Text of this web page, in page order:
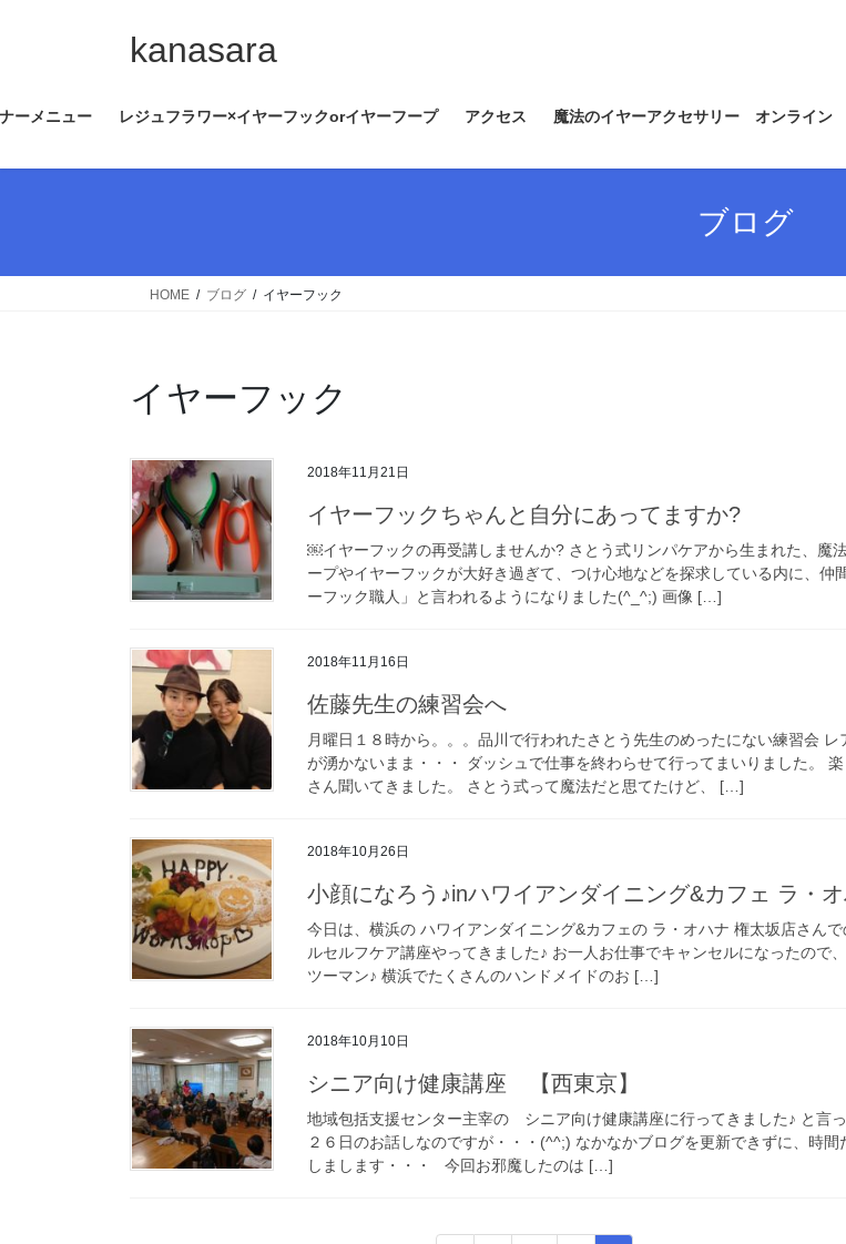
ツ
ス
シ
ン
kanasara
ーメニュー レジュフラワー×イヤーフックorイヤーフープ アクセス 魔法のイヤーアクセサリー オンライ
ブログ
HOME ブログ イヤーフック
イヤーフック
2018年11月21日
イヤーフックちゃんと自分にあってますか?
￼イヤーフックの再受講しませんか? さとう式リンパケアから生まれた、魔
ープやイヤーフックが大好き過ぎて、つけ心地などを探求している内に、仲
ーフック職人」と言われるようになりました(^_^;) 画像 […]
2018年11月16日
佐藤先生の練習会へ
月曜日１８時から。。。品川で行われたさとう先生のめったにない練習会 レ
が湧かないまま・・・ ダッシュで仕事を終わらせて行ってまいりました。 楽
さん聞いてきました。 さとう式って魔法だと思てたけど、 […]
2018年10月26日
小顔になろう♪inハワイアンダイニング&カフェ ラ・
今日は、横浜の ハワイアンダイニング&カフェの ラ・オハナ 権太坂店さんで
ルセルフケア講座やってきました♪ お一人お仕事でキャンセルになったので
ツーマン♪ 横浜でたくさんのハンドメイドのお […]
2018年10月10日
シニア向け健康講座 【西東京】
地域包括支援センター主宰の シニア向け健康講座に行ってきました♪ と言
２６日のお話しなのですが・・・(^^;) なかなかブログを更新できずに、時間
しまします・・・ 今回お邪魔したのは […]